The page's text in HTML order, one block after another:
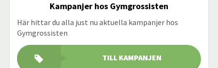
Kampanjer hos Gymgrossisten
Här hittar du alla just nu aktuella kampanjer hos
Gymgrossisten
TILL KAMPANJEN